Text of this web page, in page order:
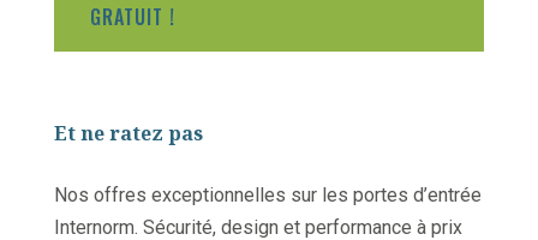
GRATUIT !
Et ne ratez pas
Nos offres exceptionnelles sur les portes d’entrée
Internorm. Sécurité, design et performance à prix